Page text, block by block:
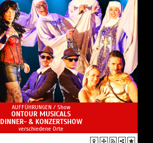
AUFFÜHRUNGEN / Show
ONTOUR MUSICALS
DINNER- & KONZERTSHOW
verschiedene Orte